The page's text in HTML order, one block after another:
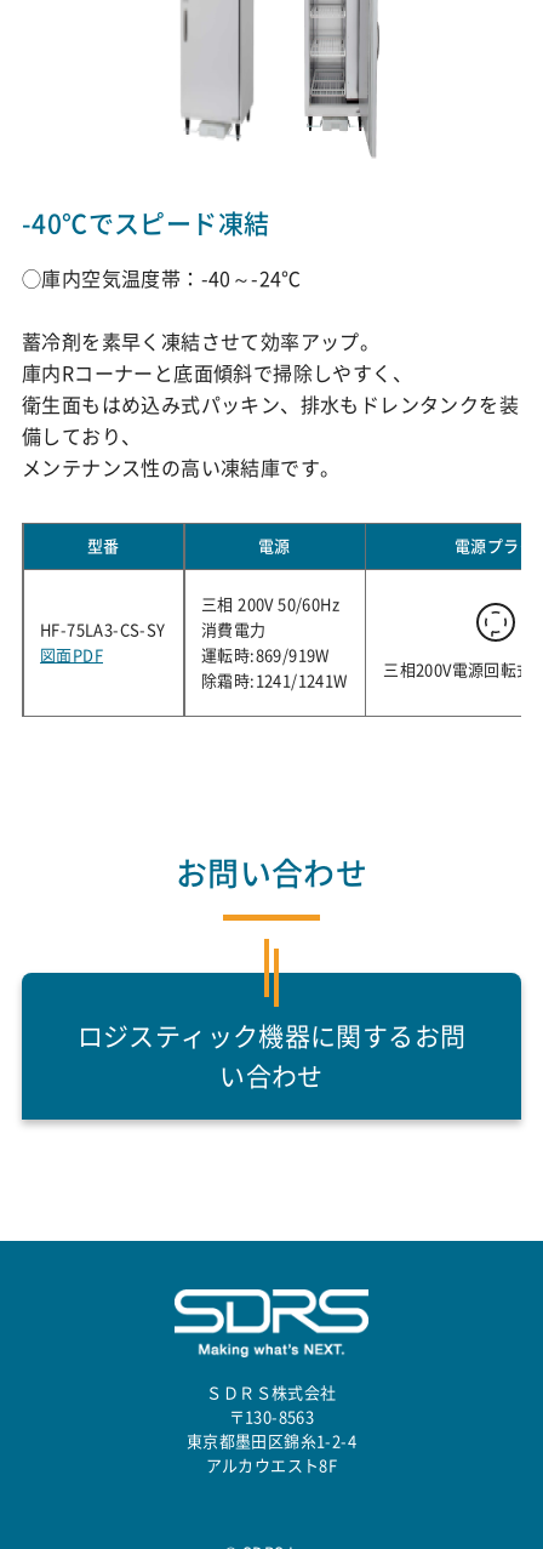
-40℃でスピード凍結
◯庫内空気温度帯：-40～-24℃
蓄冷剤を素早く凍結させて効率アップ。
庫内Rコーナーと底面傾斜で掃除しやすく、
衛生面もはめ込み式パッキン、排水もドレンタンクを装
備しており、
メンテナンス性の高い凍結庫です。
型番 電源 電源プラグ
HF-75LA3-CS-SY
図面PDF
三相 200V 50/60Hz
消費電力
運転時:869/919W
除霜時:1241/1241W
三相200V電源回転式
お問い合わせ
ロジスティック機器に関するお問
い合わせ
ＳＤＲＳ株式会社
〒130-8563
東京都墨田区錦糸1-2-4
アルカウエスト8F